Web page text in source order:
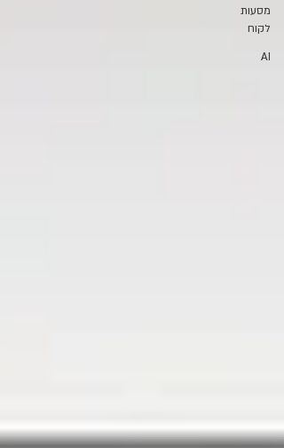
מסעות
לקוח
AI